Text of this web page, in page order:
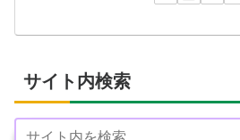
サイト内検索